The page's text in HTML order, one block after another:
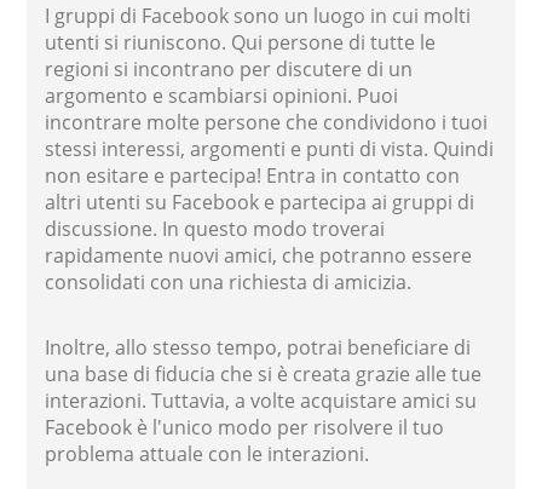
I gruppi di Facebook sono un luogo in cui molti
utenti si riuniscono. Qui persone di tutte le
regioni si incontrano per discutere di un
argomento e scambiarsi opinioni. Puoi
incontrare molte persone che condividono i tuoi
stessi interessi, argomenti e punti di vista. Quindi
non esitare e partecipa! Entra in contatto con
altri utenti su Facebook e partecipa ai gruppi di
discussione. In questo modo troverai
rapidamente nuovi amici, che potranno essere
consolidati con una richiesta di amicizia.
Inoltre, allo stesso tempo, potrai beneficiare di
una base di fiducia che si è creata grazie alle tue
interazioni. Tuttavia, a volte acquistare amici su
Facebook è l'unico modo per risolvere il tuo
problema attuale con le interazioni.